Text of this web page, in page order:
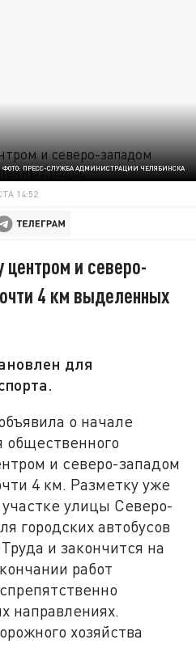
ФОТО: ПРЕСС-СЛУЖБА АДМИНИСТРАЦИИ ЧЕЛЯБИНСКА
14:52
и северо-
4 км выделенных
для
о начале
и северо-западом
4 км. Разметку уже
улицы Северо-
городских автобусов
и закончится на
работ
направлениях.
хозяйства